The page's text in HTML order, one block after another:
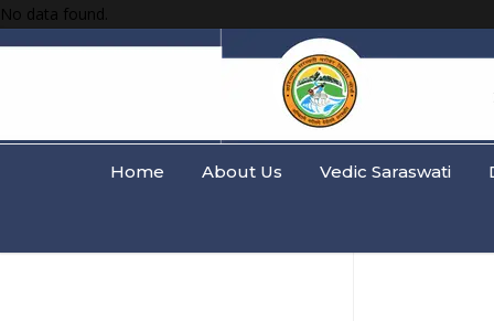
No data found.
Home About Us Vedic Saraswati